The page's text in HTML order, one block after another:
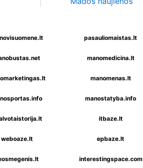
pasauliomaistas.lt
manomedicina.lt
manomenas.lt
manostatyba.info
itbaze.lt
weboaze.lt epbaze.lt
interestingspace.com